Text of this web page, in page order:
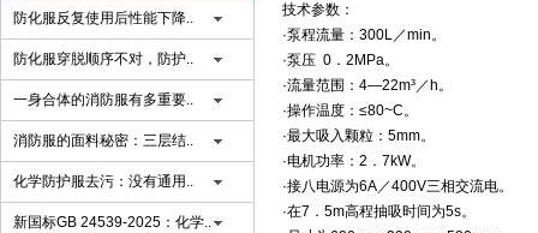
防化服反复使用后性能下降..
防化服穿脱顺序不对，防护..
一身合体的消防服有多重要..
消防服的面料秘密：三层结..
化学防护服去污：没有通用..
新国标GB 24539-2025：化学..
技术参数：
·泵程流量：300L／min。
·泵压 0．2MPa。
·流量范围：4—22m³／h。
·操作温度：≤80~C。
·最大吸入颗粒：5mm。
·电机功率：2．7kW。
·接八电源为6A／400V三相交流电。
·在7．5m高程抽吸时间为5s。